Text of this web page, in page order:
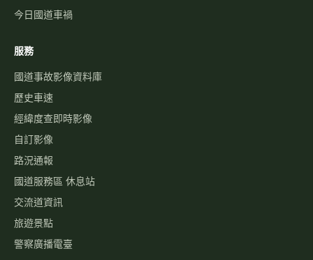
今日國道車禍
服務
國道事故影像資料庫
歷史車速
經緯度查即時影像
自訂影像
路況通報
國道服務區 休息站
交流道資訊
旅遊景點
警察廣播電臺